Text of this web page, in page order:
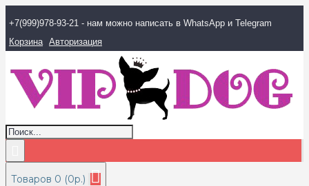
+7(999)978-93-21 - нам можно написать в WhatsApp и Telegram
Корзина Авторизация
Товаров 0 (0р.)